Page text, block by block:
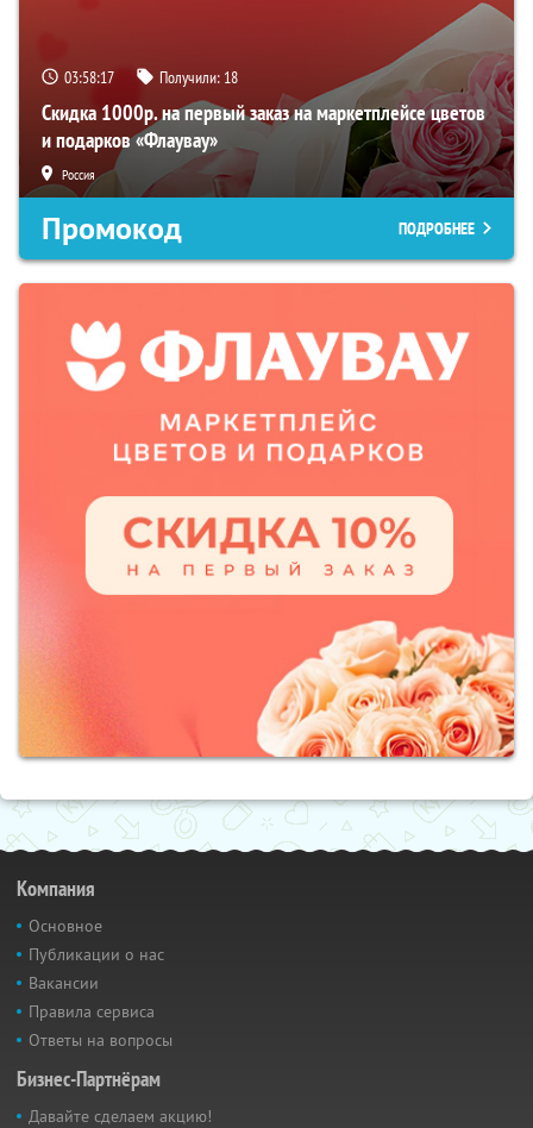
03:58:16 Получили: 18
Скидка 1000р. на первый заказ на маркетплейсе цветов
и подарков «Флаувау»
Россия
Промокод ПОДРОБНЕЕ
Компания
Основное
Публикации о нас
Вакансии
Правила сервиса
Ответы на вопросы
Бизнес-Партнёрам
Давайте сделаем акцию!